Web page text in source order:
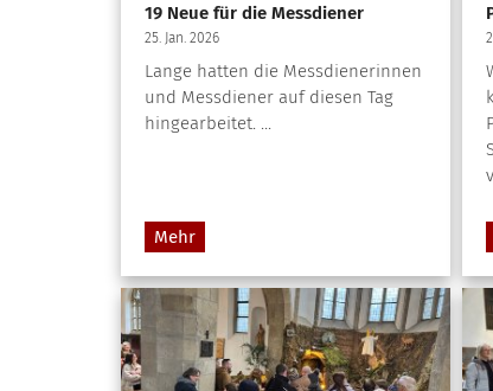
19 Neue für die Messdiener
25. Jan. 2026
Lange hatten die Messdienerinnen
und Messdiener auf diesen Tag
hingearbeitet. ...
Mehr